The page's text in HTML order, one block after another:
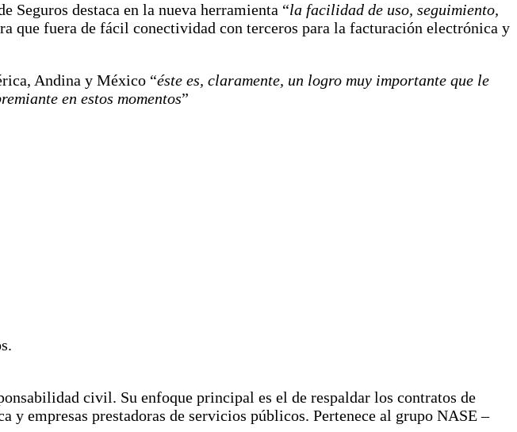
destaca en la nueva herramienta “la facilidad de uso, seguimiento,
que fuera de fácil conectividad con terceros para la facturación electrónica y
Andina y México “éste es, claramente, un logro muy importante que le
en estos momentos”
civil. Su enfoque principal es el de respaldar los contratos de
empresas prestadoras de servicios públicos. Pertenece al grupo NASE –